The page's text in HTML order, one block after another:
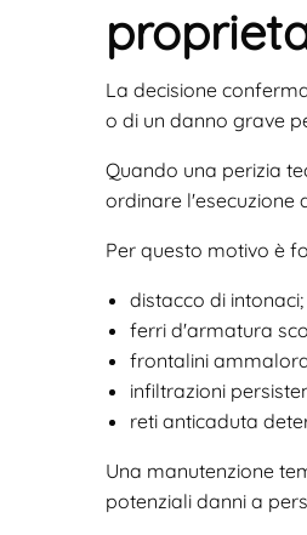
La decisione
o di un danno grave
Quando una perizia
ordinare l'esecuzione
Per questo motivo è
distacco di intonaci;
ferri d'armatura
frontalini
infiltrazioni
reti anticaduta
Una manutenzione
potenziali danni a